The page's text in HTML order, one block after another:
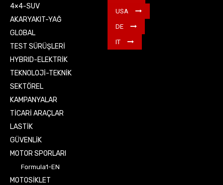
4×4-SUV
AKARYAKIT-YAĞ
GLOBAL
TEST SÜRÜŞLERİ
HYBRID-ELEKTRİK
TEKNOLOJİ-TEKNİK
SEKTÖREL
KAMPANYALAR
TİCARİ ARAÇLAR
LASTİK
GÜVENLİK
MOTOR SPORLARI
Formula1-EN
MOTOSİKLET
USA
DE
IT